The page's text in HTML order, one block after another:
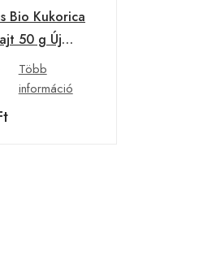
Bio Kukorica
50 g Új
Több
információ